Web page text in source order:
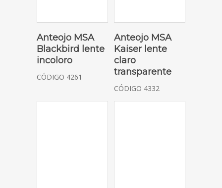
SOLICITAR COTIZACIÓN
Anteojo MSA
Blackbird lente
incoloro
CÓDIGO 4261
SOLICITAR COTIZACIÓN
Anteojo MSA
Kaiser lente
claro
transparente
CÓDIGO 4332